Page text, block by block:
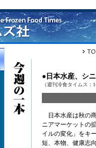
●日本水産、シ
（週刊冷食タイムス：
日本水産は秋の
ニアマーケットの
イルの変化」をキ
短、本物、健康志